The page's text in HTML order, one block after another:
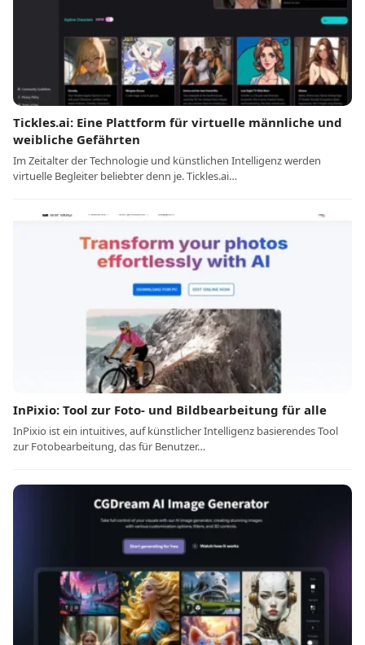
Tickles.ai: Eine Plattform für virtuelle männliche und
weibliche Gefährten
Im Zeitalter der Technologie und künstlichen Intelligenz werden
virtuelle Begleiter beliebter denn je. Tickles.ai…
InPixio: Tool zur Foto- und Bildbearbeitung für alle
InPixio ist ein intuitives, auf künstlicher Intelligenz basierendes Tool
zur Fotobearbeitung, das für Benutzer…